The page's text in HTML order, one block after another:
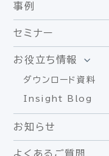
事例
セミナー
お役立ち情報
ダウンロード資料
Insight Blog
お知らせ
よくあるご質問